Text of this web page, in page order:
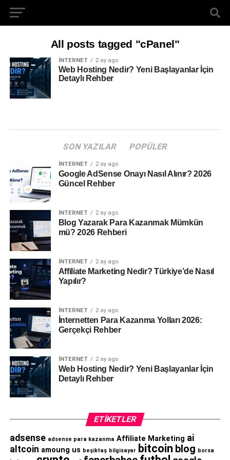
All posts tagged "cPanel"
İNTERNET 2 ay ago
Web Hosting Nedir? Yeni Başlayanlar İçin
Detaylı Rehber
SON YAZILAR POPÜLER
İNTERNET 2 ay ago
Google AdSense Onayı Nasıl Alınır? 2026
Güncel Rehber
İNTERNET 2 ay ago
Blog Yazarak Para Kazanmak Mümkün
mü? 2026 Rehberi
İNTERNET 2 ay ago
Affiliate Marketing Nedir? Türkiye’de Nasıl
Yapılır?
İNTERNET 2 ay ago
İnternetten Para Kazanma Yolları 2026:
Gerçekçi Rehber
İNTERNET 2 ay ago
Web Hosting Nedir? Yeni Başlayanlar İçin
Detaylı Rehber
ETIKETLER
adsense adsense para kazanma Affiliate Marketing ai
altcoin amoung us beşiktaş bilgisayar bitcoin blog borsa